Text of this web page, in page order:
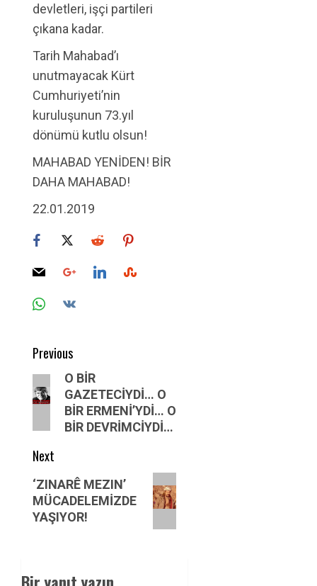
devletleri, işçi partileri
çıkana kadar.
Tarih Mahabad’ı
unutmayacak Kürt
Cumhuriyeti’nin
kuruluşunun 73.yıl
dönümü kutlu olsun!
MAHABAD YENİDEN! BİR
DAHA MAHABAD!
22.01.2019
Post
navigation
Previous
Previous
post:
O BİR
GAZETECİYDİ… O
BİR ERMENİ’YDİ… O
BİR DEVRİMCİYDİ…
Next
Next
post:
‘ZINARÊ MEZIN’
MÜCADELEMİZDE
YAŞIYOR!